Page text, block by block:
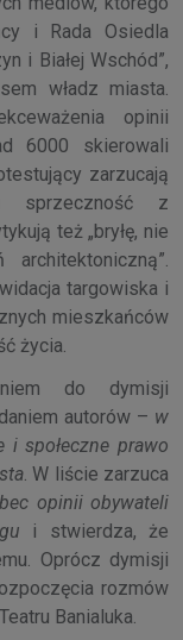
i Rada Osiedla
i Białej Wschód”,
władz miasta.
opinii
6000 skierowali
zarzucają
i sprzeczność z
też „bryłę, nie
targowiska i
mieszkańców
życia.
do dymisji
autorów – w
i społeczne prawo
. W liście zarzuca
opinii obywateli
i stwierdza, że
Oprócz dymisji
rozmów
Banialuka.